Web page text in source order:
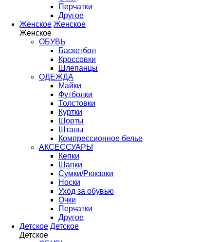
Перчатки
Другое
Женское Женское
Женское
ОБУВЬ
Баскетбол
Кроссовки
Шлепанцы
ОДЕЖДА
Майки
Футболки
Толстовки
Куртки
Шорты
Штаны
Компрессионное белье
АКСЕССУАРЫ
Кепки
Шапки
Сумки/Рюкзаки
Носки
Уход за обувью
Очки
Перчатки
Другое
Детское Детское
Детское